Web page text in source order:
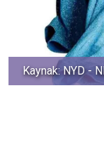
Kaynak: NYD -